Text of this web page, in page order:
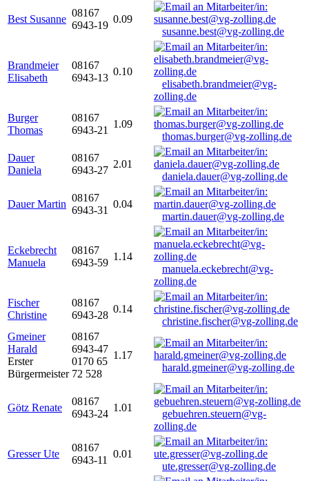
Best Susanne
08167
6943-19
0.09
susanne.best@vg-zolling.de
Brandmeier
Elisabeth
08167
6943-13
0.10
elisabeth.brandmeier@vg-
zolling.de
Burger
Thomas
08167
6943-21
1.09
thomas.burger@vg-zolling.de
Dauer
Daniela
08167
6943-27
2.01
daniela.dauer@vg-zolling.de
Dauer Martin
08167
6943-31
0.04
martin.dauer@vg-zolling.de
Eckebrecht
Manuela
08167
6943-59
1.14
manuela.eckebrecht@vg-
zolling.de
Fischer
Christine
08167
6943-28
0.14
christine.fischer@vg-zolling.de
Gmeiner
Harald
Erster
Bürgermeister
08167
6943-47
0170 65
72 528
1.17
harald.gmeiner@vg-zolling.de
Götz Renate
08167
6943-24
1.01
gebuehren.steuern@vg-
zolling.de
Gresser Ute
08167
6943-11
0.01
ute.gresser@vg-zolling.de